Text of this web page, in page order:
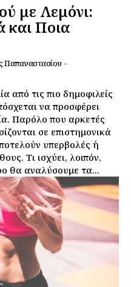
με Λεμόνι:
και Ποια
Παπαναστασίου -
από τις πιο δημοφιλείς
να προσφέρει
Παρόλο που αρκετές
σε επιστημονικά
υπερβολές ή
Τι ισχύει, λοιπόν,
θα αναλύσουμε τα...